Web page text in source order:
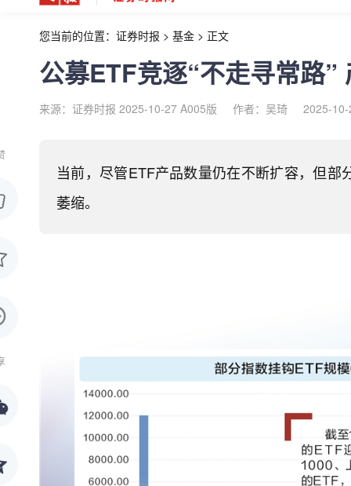
您当前的位置： 证券时报 > 基金 > 正文
公募ETF竞逐“不走寻常路
来源：证券时报 2025-10-27 A005版 作者：吴琦 2025-
当前，尽管ETF产品数量仍在不断扩容，但
萎缩。